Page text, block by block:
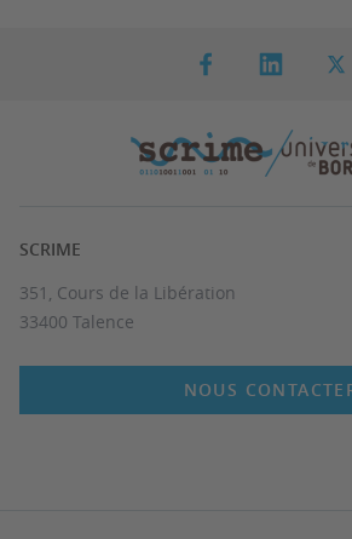
SCRIME
351, Cours de la Libération
33400 Talence
NOUS